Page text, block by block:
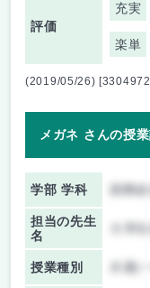
評価
充実
楽単
(2019/05/26)
メガネ さんの授
学部 学科 国際
担当の先生
名
授業種別 共通(